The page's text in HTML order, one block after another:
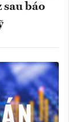
sau báo